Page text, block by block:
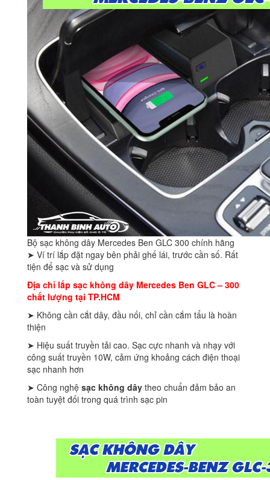
Bộ sạc không dây Mercedes Ben GLC 300 chính hãng
➤ Ví trí lắp đặt ngay bên phải ghế lái, trước cần số. Rất
tiện để sạc và sử dụng
Địa chỉ lắp sạc không dây Mercedes Ben GLC – 300
chất lượng tại TP.HCM
➤ Không cần cắt dây, đầu nối, chỉ cần cắm tẩu là hoàn
thiện
➤ Hiệu suất truyền tải cao. Sạc cực nhanh và nhạy với
công suất truyền 10W, cảm ứng khoảng cách điện thoại
sạc nhanh hơn
➤ Công nghệ sạc không dây theo chuẩn đảm bảo an
toàn tuyệt đối trong quá trình sạc pin